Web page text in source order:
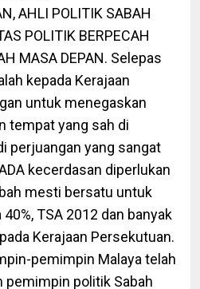
AHLI POLITIK SABAH
POLITIK BERPECAH
MASA DEPAN. Selepas
kepada Kerajaan
untuk menegaskan
tempat yang sah di
perjuangan yang sangat
kecerdasan diperlukan
mesti bersatu untuk
TSA 2012 dan banyak
Kerajaan Persekutuan.
pemimpin Malaya telah
pemimpin politik Sabah